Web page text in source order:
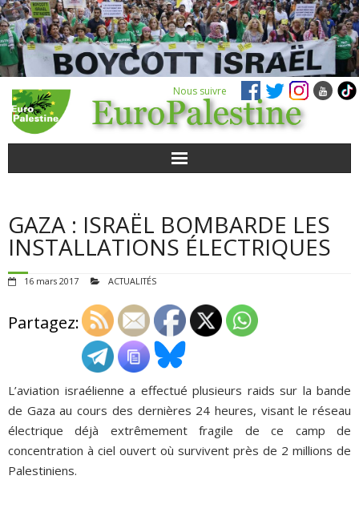
Nous suivre
POUR AGIR
QUI SOMMES-NOUS ?
ADHÉSIONS, DONS, CONTACT
GAZA : ISRAËL BOMBARDE LES
INSTALLATIONS ÉLECTRIQUES
16 mars 2017 ACTUALITÉS
Partagez:
L’aviation israélienne a effectué plusieurs raids sur la bande
de Gaza au cours des dernières 24 heures, visant le réseau
électrique déjà extrêmement fragile de ce camp de
concentration à ciel ouvert où survivent près de 2 millions de
Palestiniens.